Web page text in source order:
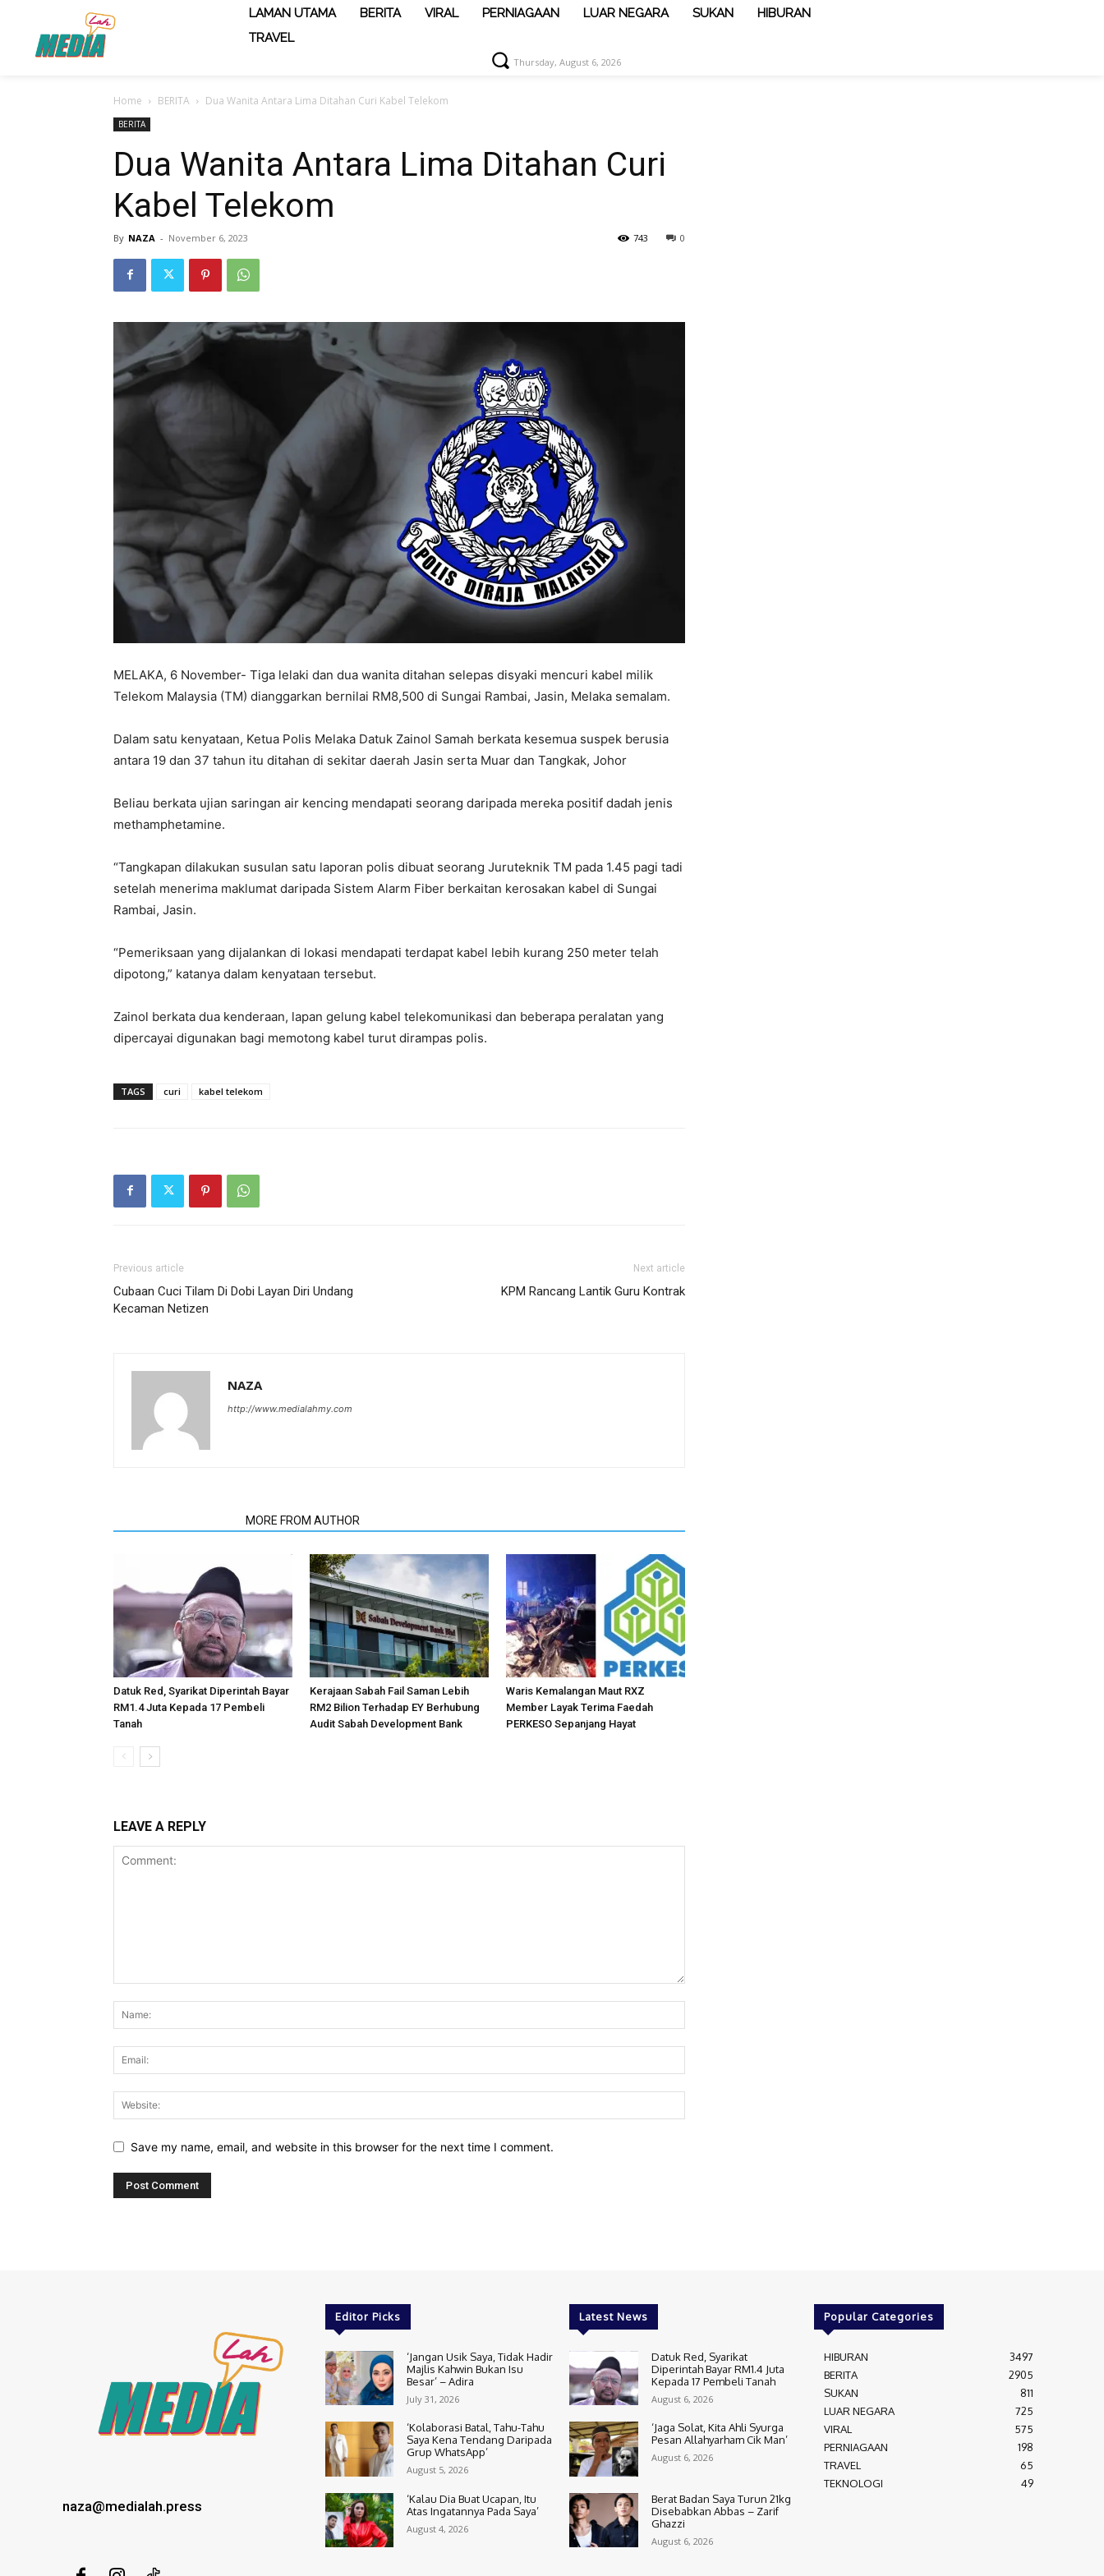
LAMAN UTAMA BERITA VIRAL PERNIAGAAN LUAR NEGARA SUKAN
HIBURAN
TRAVEL
Thursday, August 6, 2026
Home BERITA Dua Wanita Antara Lima Ditahan Curi Kabel Telekom
BERITA
Dua Wanita Antara Lima Ditahan Curi
Kabel Telekom
By NAZA - November 6, 2023 0
743
MELAKA, 6 November- Tiga lelaki dan dua wanita ditahan selepas disyaki mencuri kabel milik
Telekom Malaysia (TM) dianggarkan bernilai RM8,500 di Sungai Rambai, Jasin, Melaka semalam.
Dalam satu kenyataan, Ketua Polis Melaka Datuk Zainol Samah berkata kesemua suspek berusia
antara 19 dan 37 tahun itu ditahan di sekitar daerah Jasin serta Muar dan Tangkak, Johor
Beliau berkata ujian saringan air kencing mendapati seorang daripada mereka positif dadah jenis
methamphetamine.
“Tangkapan dilakukan susulan satu laporan polis dibuat seorang Juruteknik TM pada 1.45 pagi tadi
setelah menerima maklumat daripada Sistem Alarm Fiber berkaitan kerosakan kabel di Sungai
Rambai, Jasin.
“Pemeriksaan yang dijalankan di lokasi mendapati terdapat kabel lebih kurang 250 meter telah
dipotong,” katanya dalam kenyataan tersebut.
Zainol berkata dua kenderaan, lapan gelung kabel telekomunikasi dan beberapa peralatan yang
dipercayai digunakan bagi memotong kabel turut dirampas polis.
TAGS curi kabel telekom
Previous article
Cubaan Cuci Tilam Di Dobi Layan Diri Undang
Kecaman Netizen
Next article
KPM Rancang Lantik Guru Kontrak
NAZA
http://www.medialahmy.com
MORE FROM AUTHOR
Datuk Red, Syarikat Diperintah Bayar
RM1.4 Juta Kepada 17 Pembeli
Tanah
Kerajaan Sabah Fail Saman Lebih
RM2 Bilion Terhadap EY Berhubung
Audit Sabah Development Bank
Waris Kemalangan Maut RXZ
Member Layak Terima Faedah
PERKESO Sepanjang Hayat
LEAVE A REPLY
Save my name, email, and website in this browser for the next time I comment.
naza@medialah.press
Editor Picks
‘Jangan Usik Saya, Tidak Hadir
Majlis Kahwin Bukan Isu
Besar’ – Adira
July 31, 2026
‘Kolaborasi Batal, Tahu-Tahu
Saya Kena Tendang Daripada
Grup WhatsApp’
August 5, 2026
‘Kalau Dia Buat Ucapan, Itu
Atas Ingatannya Pada Saya’
August 4, 2026
Latest News
Datuk Red, Syarikat
Diperintah Bayar RM1.4 Juta
Kepada 17 Pembeli Tanah
August 6, 2026
‘Jaga Solat, Kita Ahli Syurga
Pesan Allahyarham Cik Man’
August 6, 2026
Berat Badan Saya Turun 21kg
Disebabkan Abbas – Zarif
Ghazzi
August 6, 2026
Popular Categories
HIBURAN
3497
BERITA
2905
SUKAN
811
LUAR NEGARA
725
VIRAL
575
PERNIAGAAN
198
TRAVEL
65
TEKNOLOGI
49